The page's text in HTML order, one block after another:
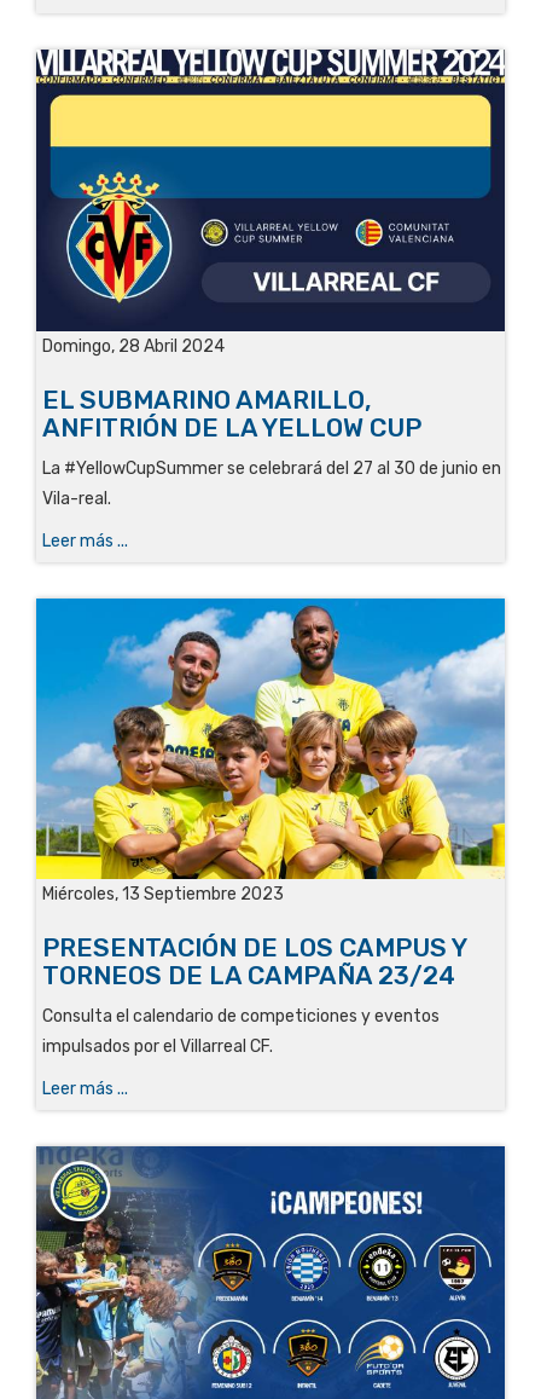
Domingo, 28 Abril 2024
EL SUBMARINO AMARILLO,
ANFITRIÓN DE LA YELLOW CUP
La #YellowCupSummer se celebrará del 27 al 30 de junio en
Vila-real.
Leer más ...
Miércoles, 13 Septiembre 2023
PRESENTACIÓN DE LOS CAMPUS Y
TORNEOS DE LA CAMPAÑA 23/24
Consulta el calendario de competiciones y eventos
impulsados por el Villarreal CF.
Leer más ...